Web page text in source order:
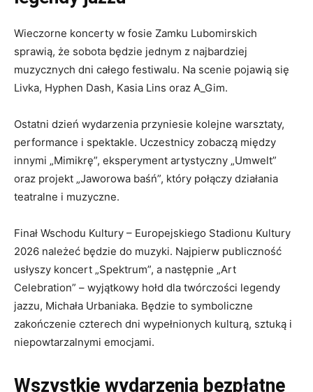
Wieczorne koncerty w fosie Zamku Lubomirskich
sprawią, że sobota będzie jednym z najbardziej
muzycznych dni całego festiwalu. Na scenie pojawią się
Livka, Hyphen Dash, Kasia Lins oraz A_Gim.
Ostatni dzień wydarzenia przyniesie kolejne warsztaty,
performance i spektakle. Uczestnicy zobaczą między
innymi „Mimikrę”, eksperyment artystyczny „Umwelt”
oraz projekt „Jaworowa baśń”, który połączy działania
teatralne i muzyczne.
Finał Wschodu Kultury – Europejskiego Stadionu Kultury
2026 należeć będzie do muzyki. Najpierw publiczność
usłyszy koncert „Spektrum”, a następnie „Art
Celebration” – wyjątkowy hołd dla twórczości legendy
jazzu, Michała Urbaniaka. Będzie to symboliczne
zakończenie czterech dni wypełnionych kulturą, sztuką i
niepowtarzalnymi emocjami.
Wszystkie wydarzenia bezpłatne